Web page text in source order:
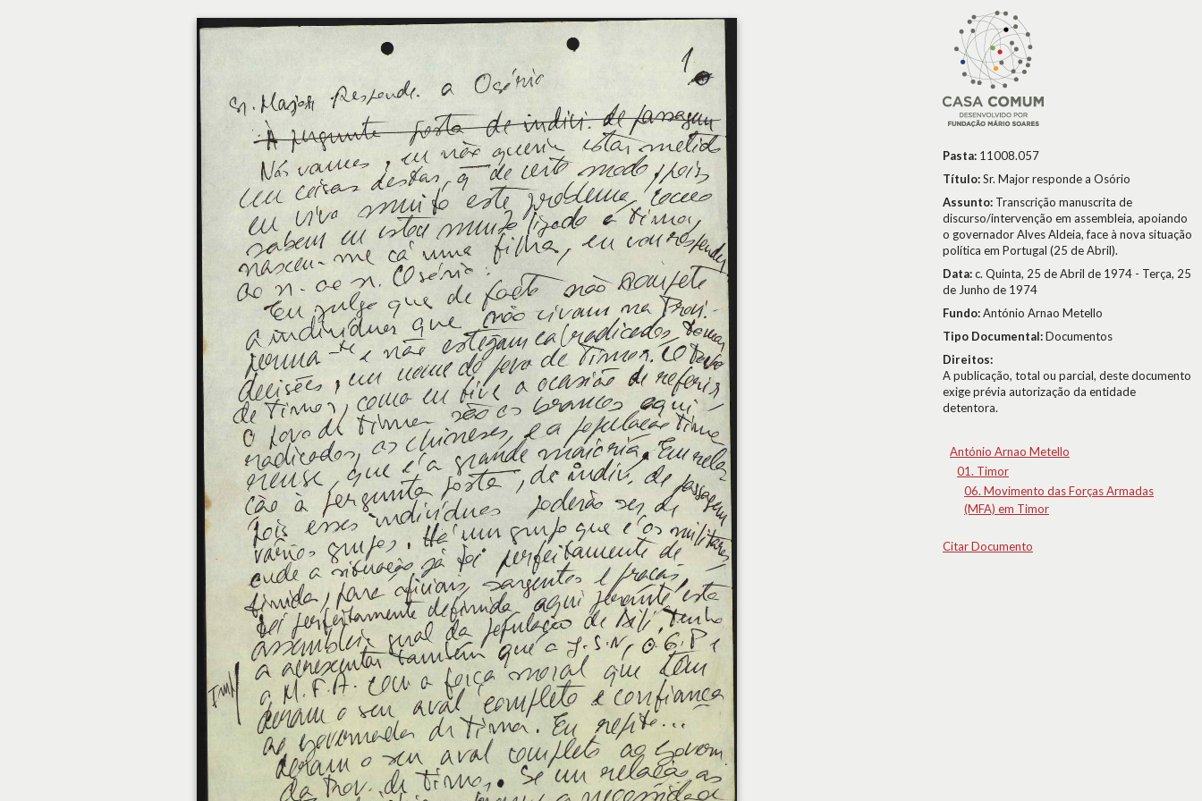
Pasta: 11008.057
Título:Sr. Major responde a Osório
Assunto: Transcrição manuscrita de
discurso/intervenção em assembleia, apoiando
o governador Alves Aldeia, face à nova situação
política em Portugal (25 de Abril).
Data:c. Quinta, 25 de Abril de 1974 - Terça, 25
de Junho de 1974
Fundo:António Arnao Metello
Tipo Documental:Documentos
Direitos:
A publicação, total ou parcial, deste documento
exige prévia autorização da entidade
detentora.
António Arnao Metello
01. Timor
06. Movimento das Forças Armadas
(MFA) em Timor
Citar Documento